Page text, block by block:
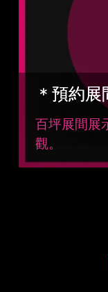
＊預約
百坪展間展
觀。